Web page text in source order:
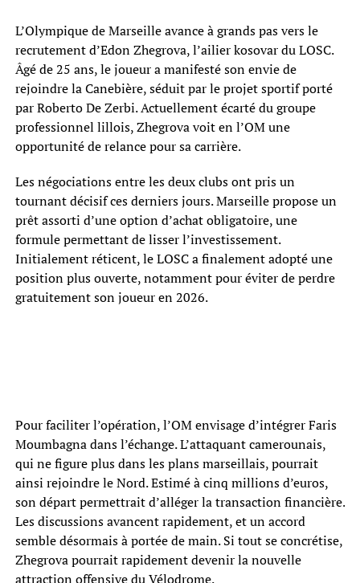
L’Olympique de Marseille avance à grands pas vers le
recrutement d’Edon Zhegrova, l’ailier kosovar du LOSC.
Âgé de 25 ans, le joueur a manifesté son envie de
rejoindre la Canebière, séduit par le projet sportif porté
par Roberto De Zerbi. Actuellement écarté du groupe
professionnel lillois, Zhegrova voit en l’OM une
opportunité de relance pour sa carrière.
Les négociations entre les deux clubs ont pris un
tournant décisif ces derniers jours. Marseille propose un
prêt assorti d’une option d’achat obligatoire, une
formule permettant de lisser l’investissement.
Initialement réticent, le LOSC a finalement adopté une
position plus ouverte, notamment pour éviter de perdre
gratuitement son joueur en 2026.
Pour faciliter l’opération, l’OM envisage d’intégrer Faris
Moumbagna dans l’échange. L’attaquant camerounais,
qui ne figure plus dans les plans marseillais, pourrait
ainsi rejoindre le Nord. Estimé à cinq millions d’euros,
son départ permettrait d’alléger la transaction financière.
Les discussions avancent rapidement, et un accord
semble désormais à portée de main. Si tout se concrétise,
Zhegrova pourrait rapidement devenir la nouvelle
attraction offensive du Vélodrome.